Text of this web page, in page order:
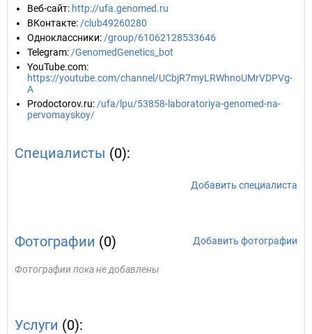
Веб-сайт: http://ufa.genomed.ru
ВКонтакте: /club49260280
Одноклассники: /group/61062128533646
Telegram: /GenomedGenetics_bot
YouTube.com:
https://youtube.com/channel/UCbjR7myLRWhnoUMrVDPVg-
A
Prodoctorov.ru: /ufa/lpu/53858-laboratoriya-genomed-na-
pervomayskoy/
Специалисты (0):
Добавить специалиста
Фотографии (0) Добавить фотографии
Фотографии пока не добавлены
Услуги (0):